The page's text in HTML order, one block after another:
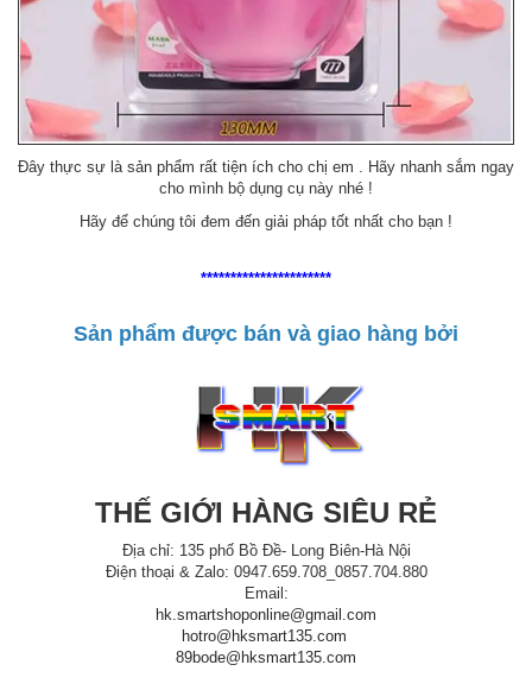
Đây thực sự là sản phẩm rất tiện ích cho chị em . Hãy nhanh sắm ngay
cho mình bộ dụng cụ này nhé !
Hãy để chúng tôi đem đến giải pháp tốt nhất cho bạn !
**********************
Sản phẩm được bán và giao hàng bởi
THẾ GIỚI HÀNG SIÊU RẺ
Địa chỉ: 135 phố Bồ Đề- Long Biên-Hà Nội
Điện thoại & Zalo: 0947.659.708_0857.704.880
Email:
hk.smartshoponline@gmail.com
hotro@hksmart135.com
89bode@hksmart135.com